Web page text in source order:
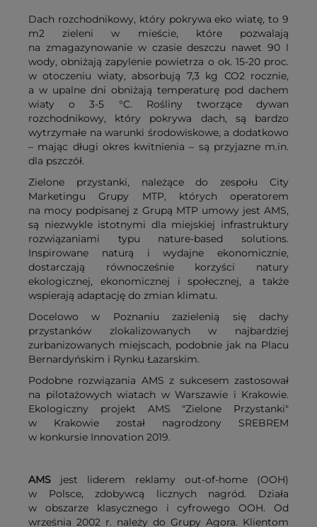
Dach rozchodnikowy, który pokrywa eko wiatę, to 9
m2 zieleni w mieście, które pozwalają
na zmagazynowanie w czasie deszczu nawet 90 l
wody, obniżają zapylenie powietrza o ok. 15-20 proc.
w otoczeniu wiaty, absorbują 7,3 kg CO2 rocznie,
a w upalne dni obniżają temperaturę pod dachem
wiaty o 3-5 °C. Rośliny tworzące dywan
rozchodnikowy, który pokrywa dach, są bardzo
wytrzymałe na warunki środowiskowe, a dodatkowo
– mając długi okres kwitnienia – są przyjazne m.in.
dla pszczół.
Zielone przystanki, należące do zespołu City
Marketingu Grupy MTP, których operatorem
na mocy podpisanej z Grupą MTP umowy jest AMS,
są niezwykle istotnymi dla miejskiej infrastruktury
rozwiązaniami typu nature-based solutions.
Inspirowane naturą i wydajne ekonomicznie,
dostarczają równocześnie korzyści natury
ekologicznej, ekonomicznej i społecznej, a także
wspierają adaptację do zmian klimatu.
Docelowo w Poznaniu zazielenią się dachy
przystanków zlokalizowanych w najbardziej
zurbanizowanych miejscach, podobnie jak na Placu
Bernardyńskim i Rynku Łazarskim.
Podobne rozwiązania AMS z sukcesem zastosował
na pilotażowych wiatach w Warszawie i Krakowie.
Ekologiczny projekt AMS "Zielone Przystanki"
w Krakowie został nagrodzony SREBREM
w konkursie Innovation 2019.
AMS jest liderem reklamy out-of-home (OOH)
w Polsce, zdobywcą licznych nagród. Działa
w obszarze klasycznego i cyfrowego OOH. Od
września 2002 r. należy do Grupy Agora. Klientom